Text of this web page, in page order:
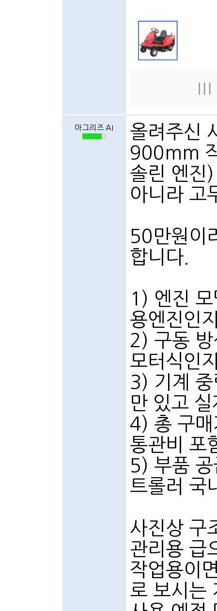
아그리즈 AI
올려주신
900mm
솔린 엔진
아니라 고
50만원이
합니다.
1) 엔진
용엔진인
2) 구동
모터식인
3) 기계
만 있고
4) 총 구
통관비 포
5) 부품 공
트롤러 국
사진상 구
관리용 급
작업용이
로 보시는